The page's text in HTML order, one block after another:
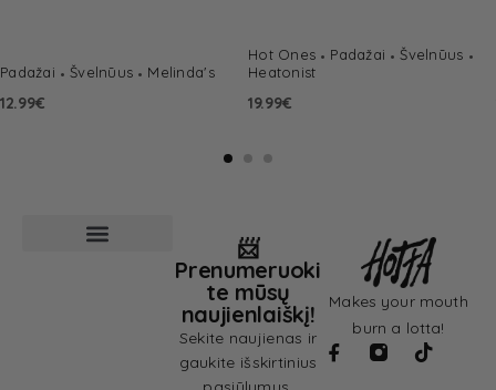
Padažai Švelnūus Melinda's
12.99€
Hot Ones Padažai
Švelnūus
Heatonist
19.99€
Makes your mouth
burn a lotta!
📨
Prenumeruoki
te mūsų
naujienlaiškį!
Sekite naujienas ir
gaukite išskirtinius